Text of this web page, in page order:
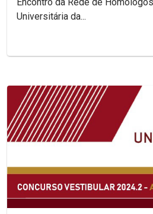
Universitária da...